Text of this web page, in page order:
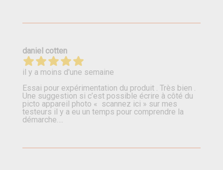
daniel cotten
il y a moins d'une semaine
Essai pour expérimentation du produit . Très bien .
Une suggestion si c’est possible écrire à côté du
picto appareil photo « scannez ici » sur mes
testeurs il y a eu un temps pour comprendre la
démarche….